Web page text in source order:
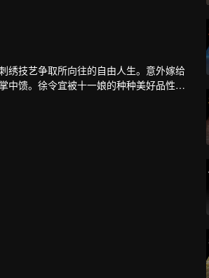
绣技艺争取所向往的自由人生。意外嫁给
中馈。徐令宜被十一娘的种种美好品性而
力传承刺绣技艺。而永平侯徐令宜，为
化解危局，成功护徐氏一族周全，最终